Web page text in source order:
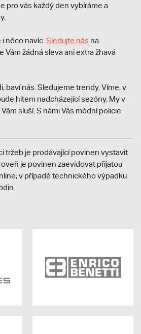
pro vás každý den vybíráme a
něco navíc. Sledujte nás na
Vám žádná sleva ani extra žhavá
baví nás. Sledujeme trendy. Víme, v
hitem nadcházející sezóny. My v
sluší. S námi Vás módní policie
tržeb je prodávající povinen vystavit
je povinen zaevidovat přijatou
v případě technického výpadku